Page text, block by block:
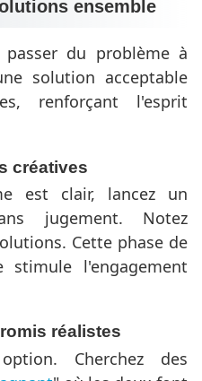
ensemble
du problème à
solution acceptable
renforçant l'esprit
créatives
est clair, lancez un
jugement. Notez
Cette phase de
stimule l'engagement
réalistes
Cherchez des